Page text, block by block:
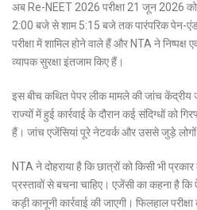
अब Re-NEET 2026 परीक्षा 21 जून 2026 को
2:00 बजे से शाम 5:15 बजे तक पारंपरिक पेन-
परीक्षा में शामिल होने वाले हैं और NTA ने निष्पक्ष
व्यापक सुरक्षा इंतजाम किए हैं।
इस बीच कथित पेपर लीक मामले की जांच केंद्रीय
राज्यों में हुई कार्रवाई के दौरान कई संदिग्धों को
हैं। जांच एजेंसियां पूरे नेटवर्क और उससे जुड़े लोगों
NTA ने दोहराया है कि छात्रों को किसी भी
प्रस्तावों से बचना चाहिए। एजेंसी का कहना है कि
कड़ी कानूनी कार्रवाई की जाएगी। फिलहाल